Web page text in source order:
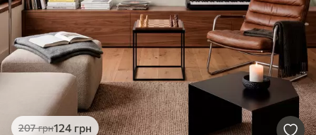
207грн124 грн